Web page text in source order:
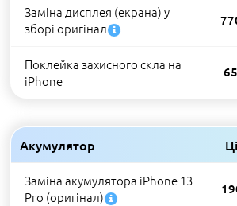
Заміна дисплея (екрана) у
зборі оригінал
Поклейка захисного скла на
iPhone
Акумулятор
Заміна акумулятора iPhone 13
Pro (оригінал)